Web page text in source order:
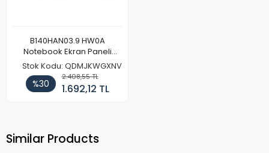
B140HAN03.9 HW0A
Notebook Ekran Paneli
(FullHD)
Stok Kodu: QDMJKWGXNV
%30
2.408,55 TL
1.692,12 TL
Similar Products